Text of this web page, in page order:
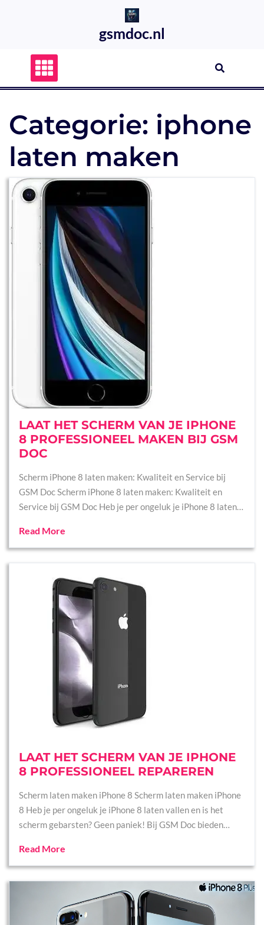
gsmdoc.nl
Categorie: iphone
laten maken
LAAT HET SCHERM VAN JE IPHONE
8 PROFESSIONEEL MAKEN BIJ GSM
DOC
Scherm iPhone 8 laten maken: Kwaliteit en Service bij
GSM Doc Scherm iPhone 8 laten maken: Kwaliteit en
Service bij GSM Doc Heb je per ongeluk je iPhone 8 laten…
Read More
LAAT HET SCHERM VAN JE IPHONE
8 PROFESSIONEEL REPAREREN
Scherm laten maken iPhone 8 Scherm laten maken iPhone
8 Heb je per ongeluk je iPhone 8 laten vallen en is het
scherm gebarsten? Geen paniek! Bij GSM Doc bieden…
Read More